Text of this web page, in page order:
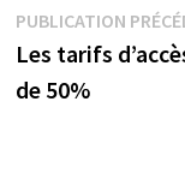
Navigation
de
PUBLICATION
Les tarifs
de 50%